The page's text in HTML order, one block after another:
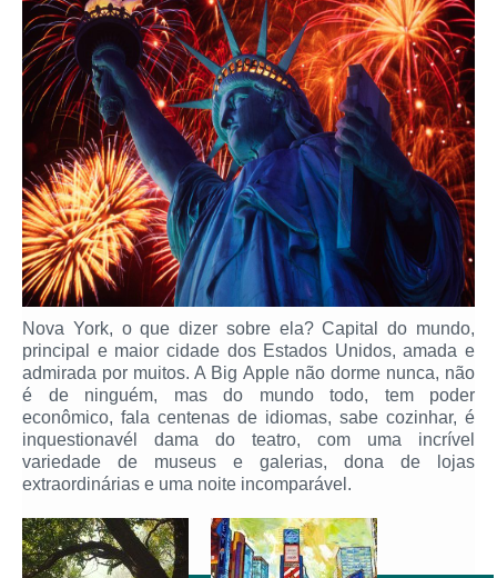
Nova York, o que dizer sobre ela? Capital do mundo,
principal e maior cidade dos Estados Unidos, amada e
admirada por muitos. A Big Apple não dorme nunca, não
é de ninguém, mas do mundo todo, tem poder
econômico, fala centenas de idiomas, sabe cozinhar, é
inquestionavél dama do teatro, com uma incrível
variedade de museus e galerias, dona de lojas
extraordinárias e uma noite incomparável.